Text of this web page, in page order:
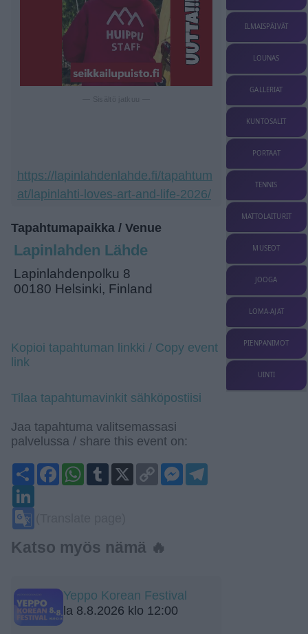
https://lapinlahdenlahde.fi/tapahtum
at/lapinlahti-loves-art-and-life-2026/
Tapahtumapaikka / Venue
Lapinlahden Lähde
Lapinlahdenpolku 8
00180 Helsinki, Finland
Kopioi tapahtuman linkki / Copy event
link
Tilaa tapahtumavinkit sähköpostiisi
Jaa tapahtuma valitsemassasi
palvelussa / share this event on:
ShareFacebookWhatsApp
Tumblr
X
Copy
Link
Messenger
Katso myös nämä 🔥
Yeppo Korean Festival
la 8.8.2026 klo 12:00
ILMAISPÄIVÄT
LOUNAS
GALLERIAT
KUNTOSALIT
PORTAAT
TENNIS
MATTOLAITURIT
MUSEOT
JOOGA
LOMA-AJAT
PIENPANIMOT
UINTI